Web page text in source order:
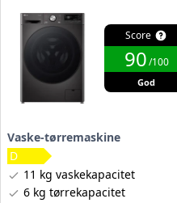
Score
90/100
God
Vaske-tørremaskine
11 kg vaskekapacitet
6 kg tørrekapacitet